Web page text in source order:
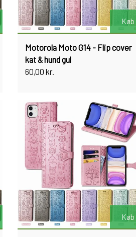
Køb
Motorola Moto G14 - Flip cover
kat & hund gul
60,00 kr.
Køb